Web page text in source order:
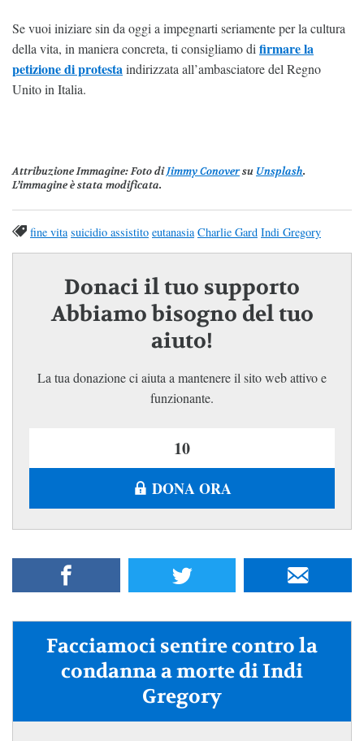
Se vuoi iniziare sin da oggi a impegnarti seriamente per la cultura
della vita, in maniera concreta, ti consigliamo di firmare la
petizione di protestaindirizzata all’ambasciatore del Regno
Unito in Italia.
Attribuzione Immagine: Foto diJimmy Conoversu Unsplash.
L’immagine è stata modificata.
fine vita suicidio assistito eutanasia Charlie Gard Indi Gregory
Donaci il tuo supporto
Abbiamo bisogno del tuo
aiuto!
La tua donazione ci aiuta a mantenere il sito web attivo e
funzionante.
DONA ORA
Facciamoci sentire contro la
condanna a morte di Indi
Gregory